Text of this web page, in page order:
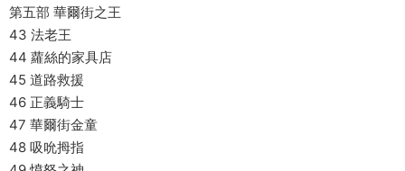
第五部 華爾街之王
43 法老王
44 蘿絲的家具店
45 道路救援
46 正義騎士
47 華爾街金童
48 吸吮拇指